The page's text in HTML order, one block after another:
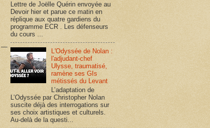
Lettre de Joëlle Quérin envoyée au
Devoir hier et parue ce matin en
réplique aux quatre gardiens du
programme ECR . Les défenseurs
du cours ...
L'Odyssée de Nolan :
l'adjudant-chef
Ulysse, traumatisé,
ramène ses GIs
métissés du Levant
L’adaptation de
L’Odyssée par Christopher Nolan
suscite déjà des interrogations sur
ses choix artistiques et culturels.
Au-delà de la questi...